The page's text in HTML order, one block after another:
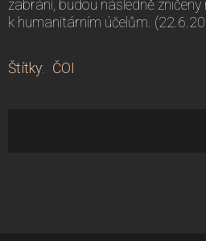
zabrání, budou následně zničeny
k humanitárním účelům.
Štítky: ČOI